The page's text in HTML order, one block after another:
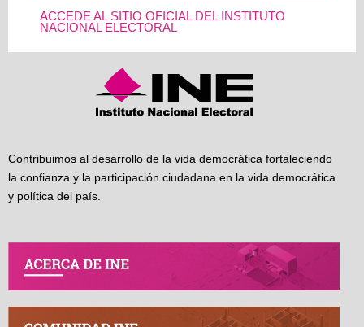
ACCEDE AL SITIO OFICIAL DEL INSTITUTO
NACIONAL ELECTORAL
Contribuimos al desarrollo de la vida democrática fortaleciendo
la confianza y la participación ciudadana en la vida democrática
y política del país.